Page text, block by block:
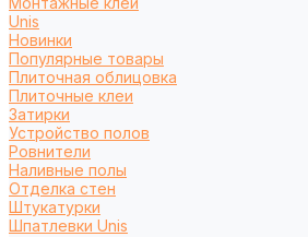
Unis
Новинки
Популярные товары
Плиточная облицовка
Плиточные клеи
Затирки
Устройство полов
Ровнители
Наливные полы
Отделка стен
Штукатурки
Шпатлевки Unis